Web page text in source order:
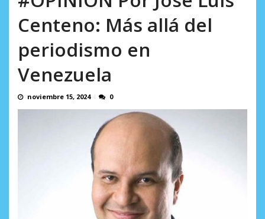
Centeno: Más allá del
periodismo en
Venezuela
noviembre 15, 2024 0